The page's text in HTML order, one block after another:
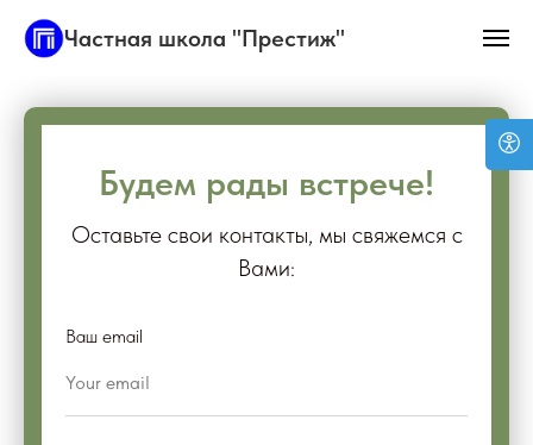
Частная школа "Престиж"
Будем рады встрече!
Оставьте свои контакты, мы свяжемся с
Вами:
Ваш email